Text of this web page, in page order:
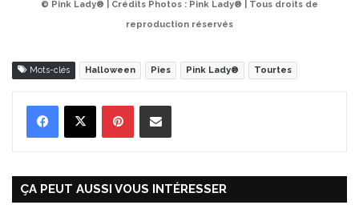
© Pink Lady® | Crédits Photos : Pink Lady® | Tous droits de
reproduction réservés
Mots-clés Halloween Pies Pink Lady® Tourtes
ÇA PEUT AUSSI VOUS INTÉRESSER